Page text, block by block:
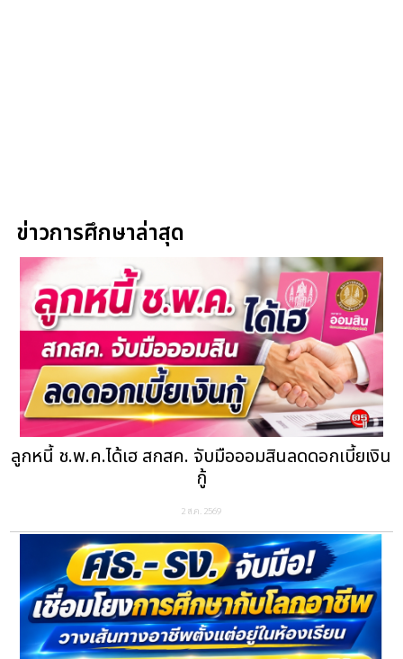
ข่าวการศึกษาล่าสุด
ลูกหนี้ ช.พ.ค.ได้เฮ สกสค. จับมือออมสินลดดอกเบี้ยเงิน
กู้
2 ส.ค. 2569